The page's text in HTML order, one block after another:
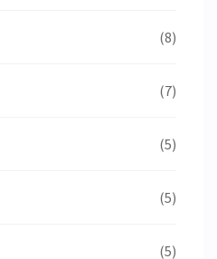
(8)
(7)
(5)
(5)
(5)